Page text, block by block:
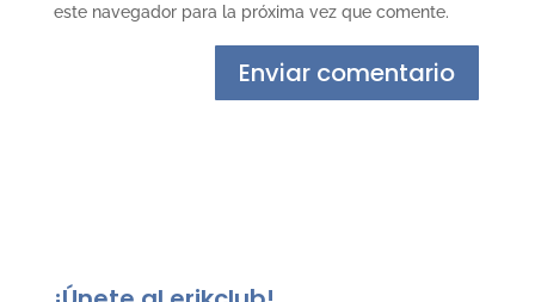
este navegador para la próxima vez que comente.
Enviar comentario